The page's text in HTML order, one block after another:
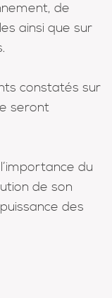
de
ainsi que sur
constatés sur
seront
du
de son
des